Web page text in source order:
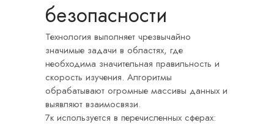
безопасности
Технология выполняет чрезвычайно
значимые задачи в областях, где
необходима значительная правильность и
скорость изучения. Алгоритмы
обрабатывают огромные массивы данных и
выявляют взаимосвязи.
7к используется в перечисленных сферах: